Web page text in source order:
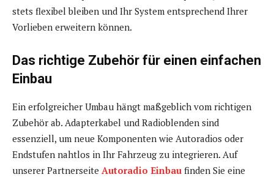
stets flexibel bleiben und Ihr System entsprechend Ihrer
Vorlieben erweitern können.
Das richtige Zubehör für einen einfachen
Einbau
Ein erfolgreicher Umbau hängt maßgeblich vom richtigen
Zubehör ab. Adapterkabel und Radioblenden sind
essenziell, um neue Komponenten wie Autoradios oder
Endstufen nahtlos in Ihr Fahrzeug zu integrieren. Auf
unserer Partnerseite Autoradio Einbau finden Sie eine